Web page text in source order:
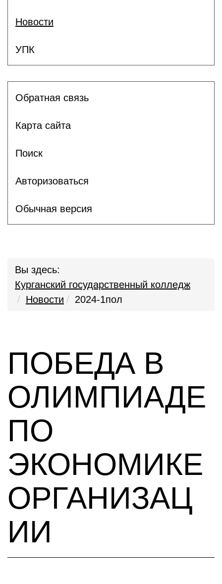
Новости
УПК
Обратная связь
Карта сайта
Поиск
Авторизоваться
Обычная версия
Вы здесь:
Курганский государственный колледж
Новости
2024-1пол
ПОБЕДА В
ОЛИМПИАДЕ
ПО
ЭКОНОМИКЕ
ОРГАНИЗАЦ
ИИ